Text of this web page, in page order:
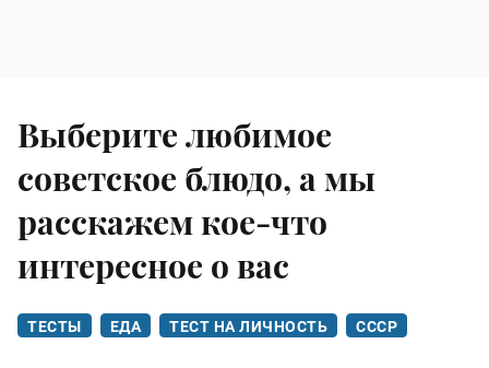
Выберите любимое
советское блюдо, а мы
расскажем кое-что
интересное о вас
ТЕСТЫ ЕДА ТЕСТ НА ЛИЧНОСТЬ СССР